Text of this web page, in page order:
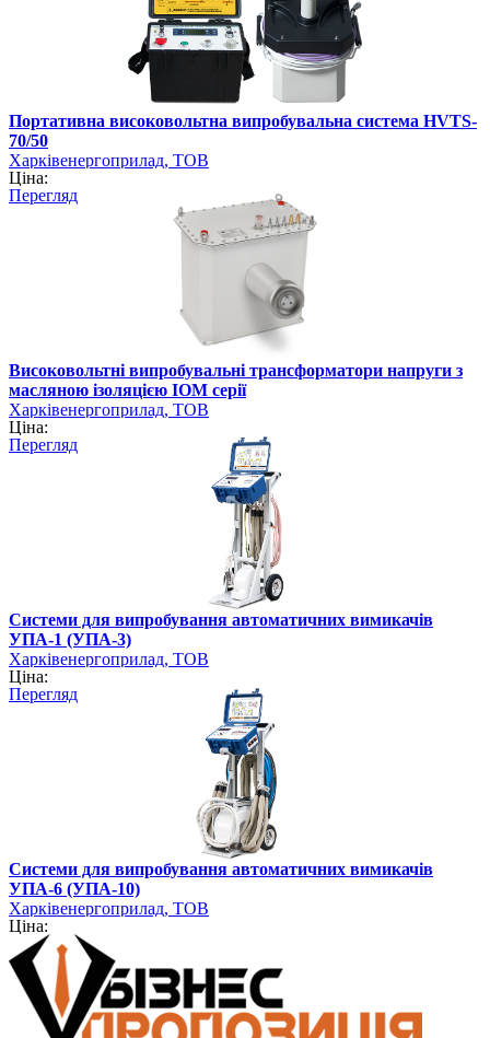
Портативна високовольтна випробувальна система HVTS-
70/50
Харківенергоприлад, ТОВ
Ціна:
Перегляд
Високовольтні випробувальні трансформатори напруги з
масляною ізоляцією IOM серії
Харківенергоприлад, ТОВ
Ціна:
Перегляд
Системи для випробування автоматичних вимикачів
УПА-1 (УПА-3)
Харківенергоприлад, ТОВ
Ціна:
Перегляд
Системи для випробування автоматичних вимикачів
УПА-6 (УПА-10)
Харківенергоприлад, ТОВ
Ціна: